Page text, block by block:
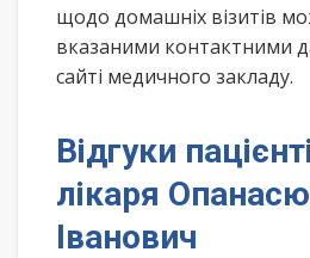
щодо домашніх візитів
вказаними контактними
сайті медичного закладу.
Відгуки
лікаря
Іванович